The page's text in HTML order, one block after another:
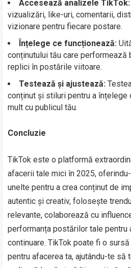
Accesează analizele TikTok:
vizualizări, like-uri, comentarii,
vizionare pentru fiecare postare.
Înțelege ce funcționează:
conținutului tău care performează
replici în postările viitoare.
Testează și ajustează:
conținut și stiluri pentru a înțelege
mult cu publicul tău.
Concluzie
TikTok este o platformă
afacerii tale mici în 2025,
unelte pentru a crea conținut de
autentic și creativ, folosește
relevante, colaborează cu
performanța postărilor tale pentru
continuare. TikTok poate fi o
pentru afacerea ta, ajutându-te să